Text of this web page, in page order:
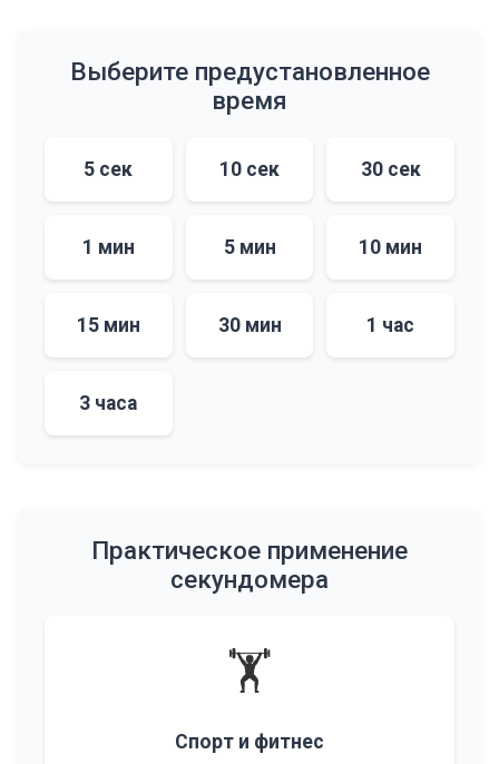
Выберите предустановленное
время
5 сек 10 сек 30 сек
1 мин 5 мин 10 мин
15 мин 30 мин 1 час
3 часа
Практическое применение
секундомера
🏋️
Спорт и фитнес